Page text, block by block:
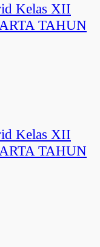
Kelas XII
TAHUN
Kelas XII
TAHUN